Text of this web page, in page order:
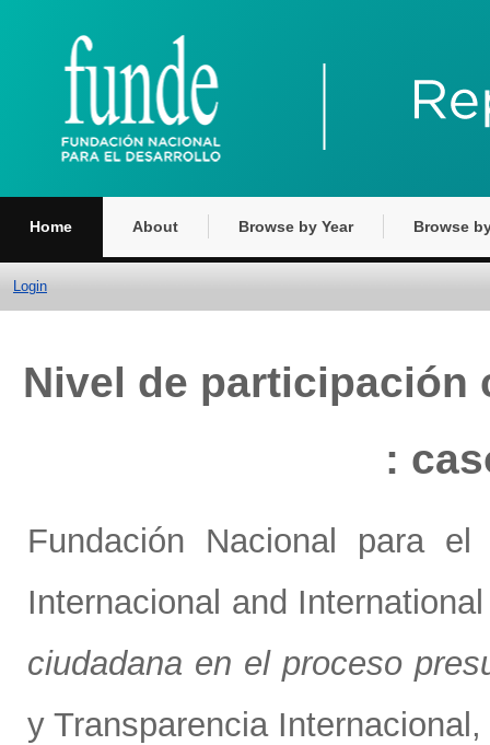
Home About Browse by Year Browse
Login
Nivel de participación
:
Fundación Nacional para
Internacional and
ciudadana en el proceso
y Transparencia